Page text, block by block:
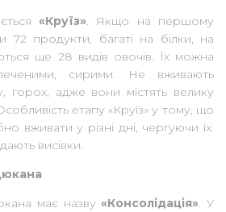
«Круїз». Якщо на першому
72 продукти, багаті на білки, на
ще 28 видів овочів. Їх можна
сирими. Не вживають
горох, адже вони містять велику
Особливість етапу «Круїз» у тому, що
вживати у різні дні, чергуючи їх.
висівки.
має назву «Консолідація». У